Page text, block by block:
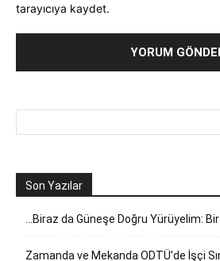
tarayıcıya kaydet.
Son Yazılar
…Biraz da Güneşe Doğru Yürüyelim:
Zamanda ve Mekanda ODTÜ’de İşçi